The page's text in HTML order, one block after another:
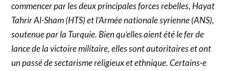
commencer par les deux principales forces rebelles, Hayat
Tahrir Al-Sham (HTS) et l’Armée nationale syrienne (ANS),
soutenue par la Turquie. Bien qu’elles aient été le fer de
lance de la victoire militaire, elles sont autoritaires et ont
un passé de sectarisme religieux et ethnique. Certains·e